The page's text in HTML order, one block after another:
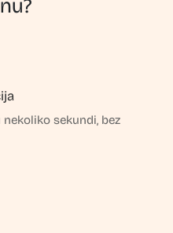
sekundi, bez